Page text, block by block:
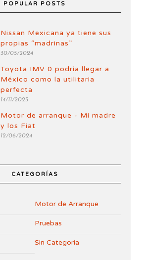
POPULAR POSTS
Nissan Mexicana ya tiene sus
propias “madrinas”
30/05/2024
Toyota IMV 0 podría llegar a
México como la utilitaria
perfecta
14/11/2023
Motor de arranque - Mi madre
y los Fiat
12/06/2024
CATEGORÍAS
Motor de Arranque
Pruebas
Sin Categoría